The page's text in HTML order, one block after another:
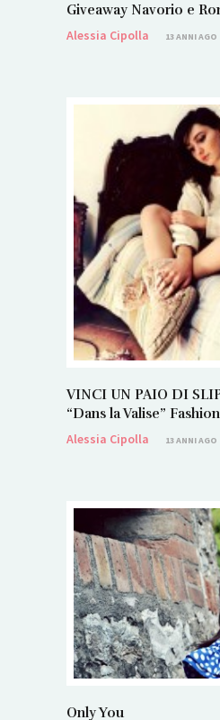
Giveaway Navorio e
Alessia Cipolla
13 ANNI AGO
VINCI UN PAIO DI
“Dans la Valise”
Alessia Cipolla
13 ANNI AGO
Only You